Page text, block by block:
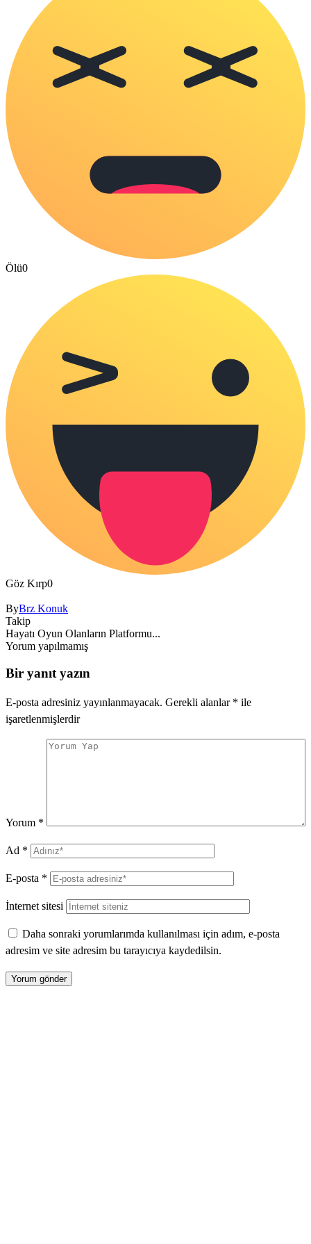
Ölü0
Göz Kırp0
ByBrz Konuk
Takip
Hayatı Oyun Olanların Platformu...
Yorum yapılmamış
Bir yanıt yazın
E-posta adresiniz yayınlanmayacak. Gerekli alanlar * ile
işaretlenmişlerdir
Yorum *
Ad *
E-posta *
İnternet sitesi
Daha sonraki yorumlarımda kullanılması için adım, e-posta
adresim ve site adresim bu tarayıcıya kaydedilsin.